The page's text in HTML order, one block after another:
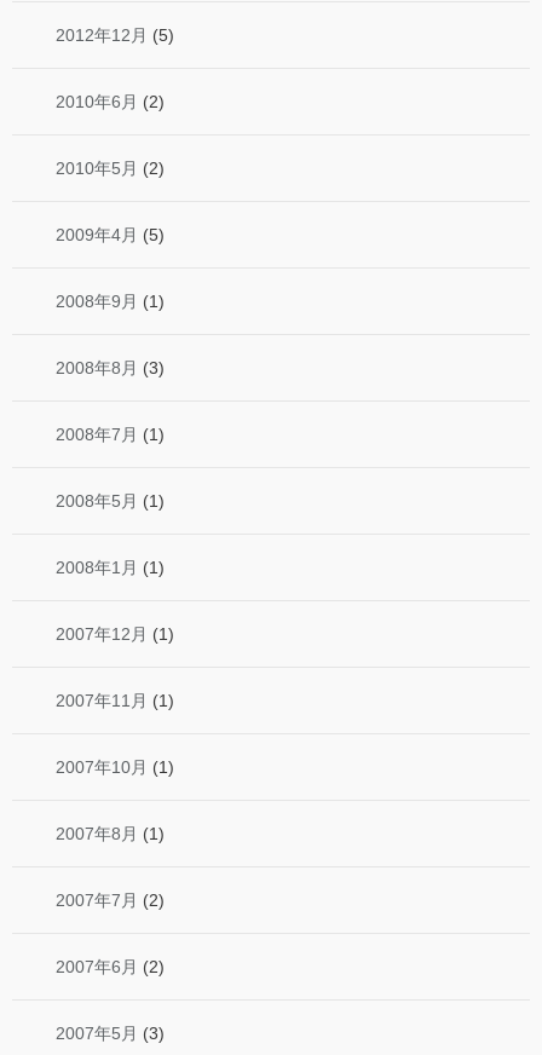
2012年12月 (5)
2010年6月 (2)
2010年5月 (2)
2009年4月 (5)
2008年9月 (1)
2008年8月 (3)
2008年7月 (1)
2008年5月 (1)
2008年1月 (1)
2007年12月 (1)
2007年11月 (1)
2007年10月 (1)
2007年8月 (1)
2007年7月 (2)
2007年6月 (2)
2007年5月 (3)